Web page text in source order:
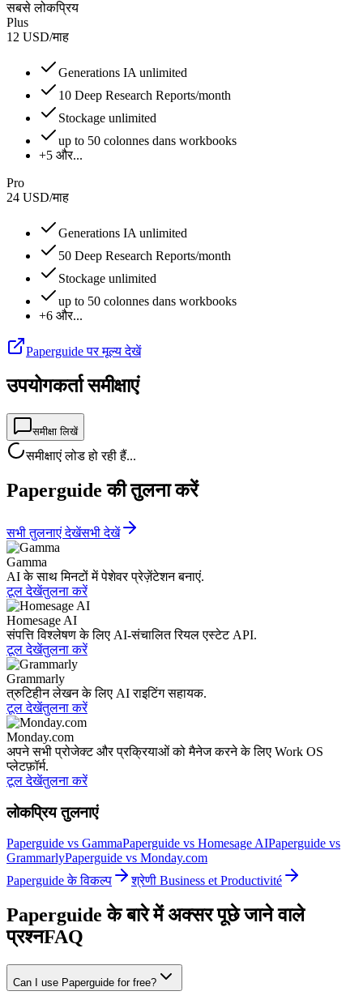
सबसे लोकप्रिय
Plus
12 USD/माह
Generations IA unlimited
10 Deep Research Reports/month
Stockage unlimited
up to 50 colonnes dans workbooks
+5 और...
Pro
24 USD/माह
Generations IA unlimited
50 Deep Research Reports/month
Stockage unlimited
up to 50 colonnes dans workbooks
+6 और...
Paperguide पर मूल्य देखें
उपयोगकर्ता समीक्षाएं
समीक्षा लिखें
समीक्षाएं लोड हो रही हैं...
Paperguide की तुलना करें
सभी तुलनाएं देखेंसभी देखें
Gamma
AI के साथ मिनटों में पेशेवर प्रेज़ेंटेशन बनाएं.
टूल देखेंतुलना करें
Homesage AI
संपत्ति विश्लेषण के लिए AI-संचालित रियल एस्टेट API.
टूल देखेंतुलना करें
Grammarly
त्रुटिहीन लेखन के लिए AI राइटिंग सहायक.
टूल देखेंतुलना करें
Monday.com
अपने सभी प्रोजेक्ट और प्रक्रियाओं को मैनेज करने के लिए Work OS
प्लेटफ़ॉर्म.
टूल देखेंतुलना करें
लोकप्रिय तुलनाएं
Paperguide vs GammaPaperguide vs Homesage AIPaperguide vs
GrammarlyPaperguide vs Monday.com
Paperguide के विकल्प
श्रेणी Business et Productivité
Paperguide के बारे में अक्सर पूछे जाने वाले
प्रश्नFAQ
Can I use Paperguide for free?